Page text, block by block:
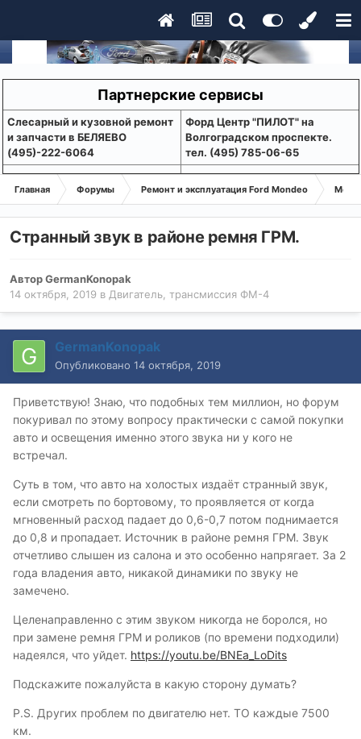
Партнерские сервисы
Слесарный и кузовной ремонт
и запчасти в БЕЛЯЕВО
(495)-222-6064
Форд Центр "ПИЛОТ" на
Волгоградском проспекте.
тел. (495) 785-06-65
Главная Форумы Ремонт и эксплуатация Ford Mondeo
Странный звук в районе ремня ГРМ.
АвторGermanKonopak
14 октября, 2019 в Двигатель, трансмиссия ФМ-4
GermanKonopak
Опубликовано 14 октября, 2019
Приветствую! Знаю, что подобных тем миллион, но форум
покуривал по этому вопросу практически с самой покупки
авто и освещения именно этого звука ни у кого не
встречал.
Суть в том, что авто на холостых издаёт странный звук,
если смотреть по бортовому, то проявляется от когда
мгновенный расход падает до 0,6-0,7 потом поднимается
до 0,8 и пропадает. Источник в районе ремня ГРМ. Звук
отчетливо слышен из салона и это особенно напрягает. За 2
года владения авто, никакой динамики по звуку не
замечено.
Целенаправленно с этим звуком никогда не боролся, но
при замене ремня ГРМ и роликов (по времени подходили)
надеялся, что уйдет. https://youtu.be/BNEa_LoDits
Подскажите пожалуйста в какую сторону думать?
P.S. Других проблем по двигателю нет. ТО каждые 7500
км.